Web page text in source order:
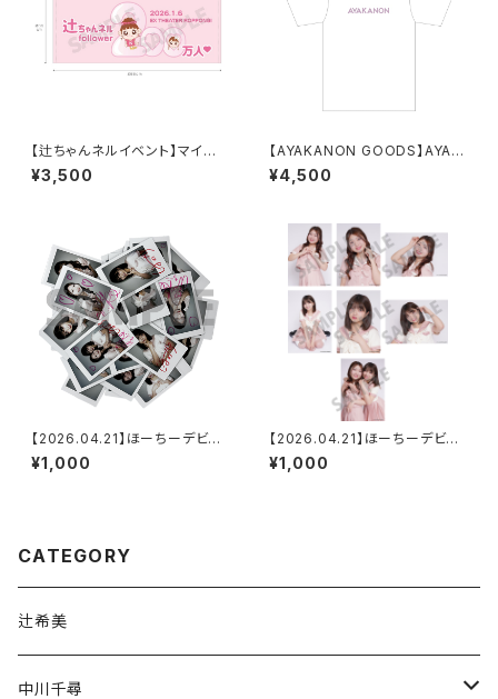
【辻ちゃんネルイベント】マイク
ロファイバースポーツタオル
¥3,500
【AYAKANON GOODS】AYAK
ANON T-shirt
¥4,500
【2026.04.21】ほーちーデビュ
ー8周イベント ランダムチェキ
¥1,000
【2026.04.21】ほーちーデビュ
ー8周イベント L判ランダム生写
真（2枚入り）
¥1,000
CATEGORY
辻希美
中川千尋